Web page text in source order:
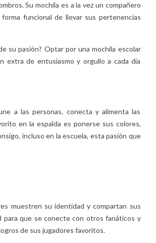
Desgastado, demasiado
pesado, más apropiado
Su mochila es a la vez un compañero
funcional de llevar sus pertenencias
su pasión? Optar por una mochila escolar
extra de entusiasmo y orgullo a cada día
a las personas, conecta y alimenta las
en la espalda es ponerse sus colores,
incluso en la escuela, esta pasión que
muestren su identidad y compartan sus
para que se conecte con otros fanáticos y
de sus jugadores favoritos.